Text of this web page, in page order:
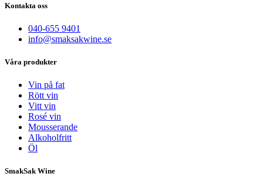
Kontakta oss
040-655 9401
info@smaksakwine.se
Våra produkter
Vin på fat
Rött vin
Vitt vin
Rosé vin
Mousserande
Alkoholfritt
Öl
SmakSak Wine